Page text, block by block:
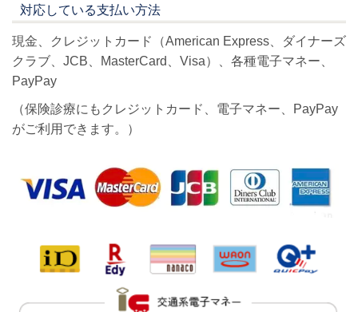
対応している支払い方法
現金、クレジットカード（American Express、ダイナーズ
クラブ、JCB、MasterCard、Visa）、各種電子マネー、
PayPay
（保険診療にもクレジットカード、電子マネー、PayPay
がご利用できます。）